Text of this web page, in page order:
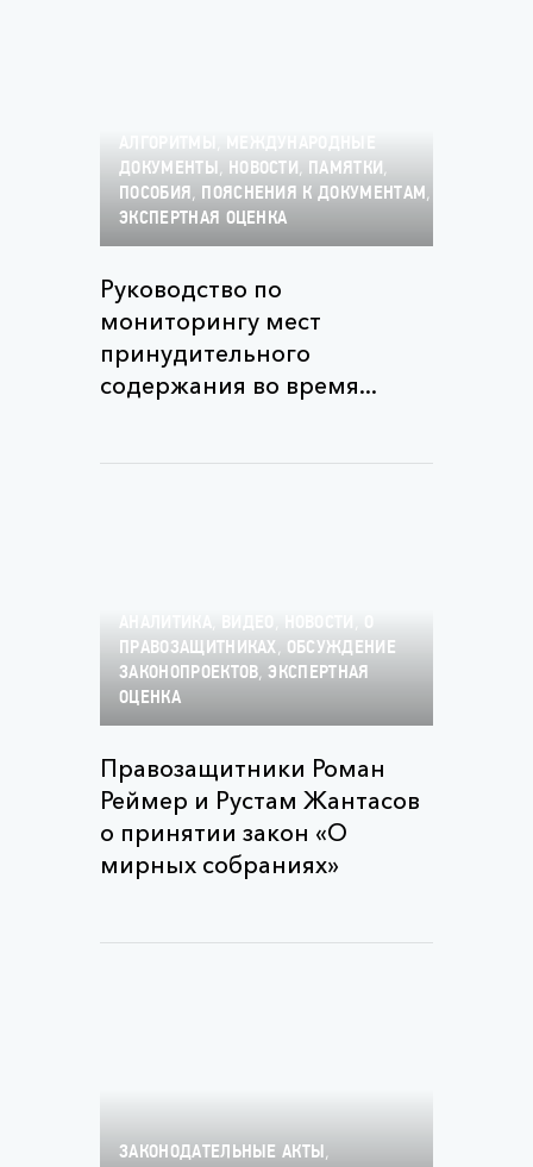
АЛГОРИТМЫ
МЕЖДУНАРОДНЫЕ
ДОКУМЕНТЫ , НОВОСТИ , ПАМЯТКИ ,
ПОСОБИЯ , ПОЯСНЕНИЯ К ДОКУМЕНТАМ ,
ЭКСПЕРТНАЯ ОЦЕНКА
Руководство по
мониторингу мест
принудительного
содержания во время...
АНАЛИТИКА ВИДЕО НОВОСТИ
О
ПРАВОЗАЩИТНИКАХ, ОБСУЖДЕНИЕ
ЗАКОНОПРОЕКТОВ,ЭКСПЕРТНАЯ
ОЦЕНКА
Правозащитники Роман
Реймер и Рустам Жантасов
о принятии закон «О
мирных собраниях»
ЗАКОНОДАТЕЛЬНЫЕ АКТЫ ,